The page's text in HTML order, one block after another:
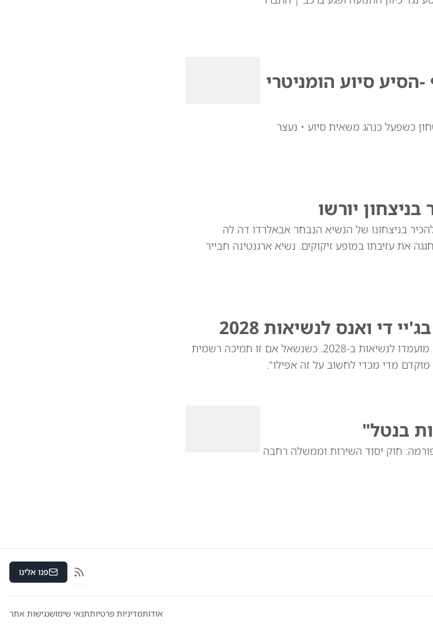
סיוע הומניטרי
כשפעל כנהג משאית סיוע • נעצר
יורשו
בניצחונו של הנשיא הנבחר אבאלרדו דה לה
את עזיבתו במופע זיקוקים. נשיא ארגנטינה חבייר
ואנס לנשיאות 2028
דונלד טראמפ הכחיש דיווחים לפיהם הודיע לתורמים שג'יי די ואנס יהיה מועמדו לנשיאות ב-2028. כשנשאל אם זו תמיכה רשמית
מדי מכדי לחשוב על זה אפילו".
בנטל"
חוק יסוד השירות וממשלה רחבה
RSS פנו אלינו
אודותמדיניות פרטיותתנאי שימושנגישות אתר